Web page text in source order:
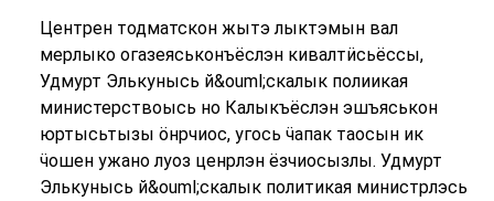
Центрен тодматскон жытэ лыктэмын вал
мерлыко огазеяськонъёслэн кивалтӥсьёссы,
Удмурт Элькунысь й&ouml;скалык полиикая
министерствоысь но Калыкъёслэн эшъяськон
юртысьтызы ӧнрчиос, угось ӵапак таосын ик
ӵошен ужано луоз ценрлэн ёзчиосызлы. Удмурт
Элькунысь й&ouml;скалык политикая министрлэсь